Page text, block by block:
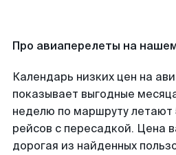
Про авиаперелеты на
Календарь низких цен на
показывает выгодные
неделю по маршруту летают
рейсов с пересадкой. Цена
дорогая из найденных